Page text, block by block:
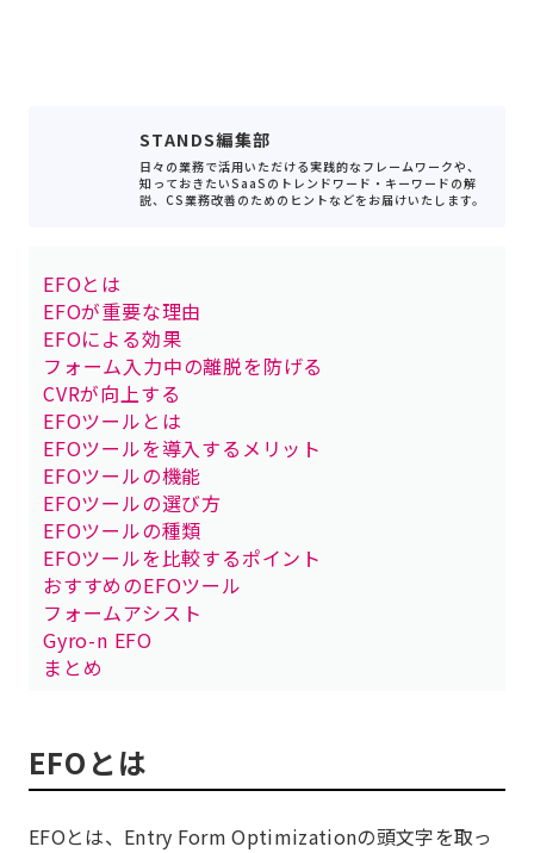
STANDS編集部
日々の業務で活用いただける実践的なフレームワークや、
知っておきたいSaaSのトレンドワード・キーワードの解
説、CS業務改善のためのヒントなどをお届けいたします。
EFOとは
EFOが重要な理由
EFOによる効果
フォーム入力中の離脱を防げる
CVRが向上する
EFOツールとは
EFOツールを導入するメリット
EFOツールの機能
EFOツールの選び方
EFOツールの種類
EFOツールを比較するポイント
おすすめのEFOツール
フォームアシスト
Gyro-n EFO
まとめ
EFOとは
EFOとは、Entry Form Optimizationの頭文字を取っ